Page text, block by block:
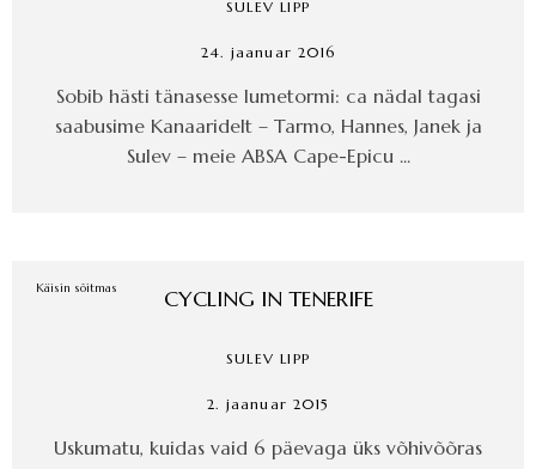
SULEV LIPP
24. jaanuar 2016
Sobib hästi tänasesse lumetormi: ca nädal tagasi
saabusime Kanaaridelt – Tarmo, Hannes, Janek ja
Sulev – meie ABSA Cape-Epicu ...
Käisin sõitmas CYCLING IN TENERIFE
SULEV LIPP
2. jaanuar 2015
Uskumatu, kuidas vaid 6 päevaga üks võhivõõras